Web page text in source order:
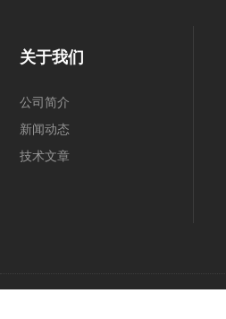
关于我们
公司简介
新闻动态
技术文章